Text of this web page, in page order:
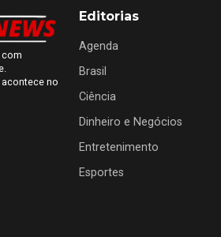
no
Editorias
Agenda
Brasil
Ciência
Dinheiro e Negócios
Entretenimento
Esportes